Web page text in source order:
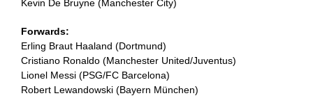
Kevin De Bruyne (Manchester City)
Forwards:
Erling Braut Haaland (Dortmund)
Cristiano Ronaldo (Manchester United/Juventus)
Lionel Messi (PSG/FC Barcelona)
Robert Lewandowski (Bayern München)